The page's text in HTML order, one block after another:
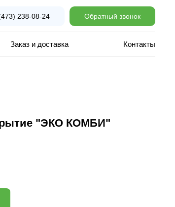
238-08-24 Обратный звонок
Заказ и доставка Контакты
"ЭКО КОМБИ"